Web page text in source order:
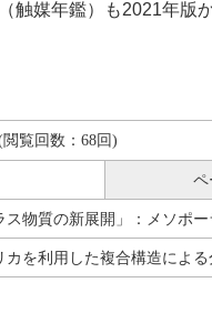
触媒年鑑）も2021年
覧回数：68回)
ペ
ス物質の新展開」：メソポ
カを利用した複合構造によ